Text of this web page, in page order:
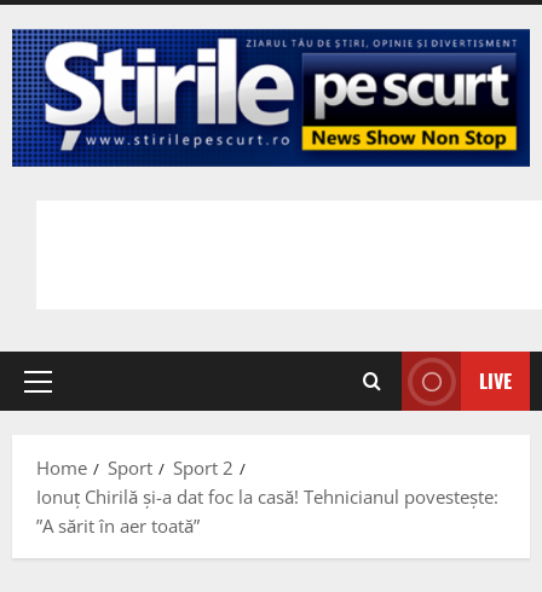
Primary
LIVE
Home Sport
Sport 2
Ionuţ Chirilă și-a dat foc la casă! Tehnicianul povestește:
”A sărit în aer toată”